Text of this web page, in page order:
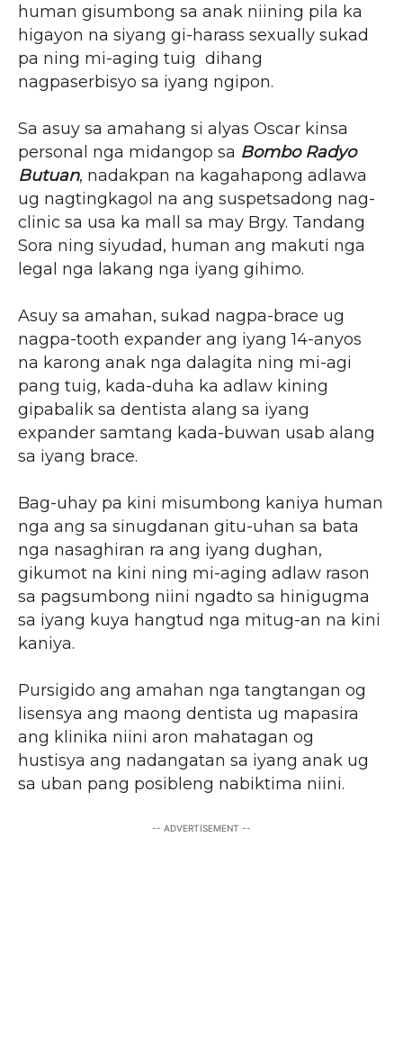
human gisumbong sa anak niining pila ka
higayon na siyang gi-harass sexually sukad
pa ning mi-aging tuig dihang
nagpaserbisyo sa iyang ngipon.
Sa asuy sa amahang si alyas Oscar kinsa
personal nga midangop sa Bombo Radyo
Butuan, nadakpan na kagahapong adlawa
ug nagtingkagol na ang suspetsadong nag-
clinic sa usa ka mall sa may Brgy. Tandang
Sora ning siyudad, human ang makuti nga
legal nga lakang nga iyang gihimo.
Asuy sa amahan, sukad nagpa-brace ug
nagpa-tooth expander ang iyang 14-anyos
na karong anak nga dalagita ning mi-agi
pang tuig, kada-duha ka adlaw kining
gipabalik sa dentista alang sa iyang
expander samtang kada-buwan usab alang
sa iyang brace.
Bag-uhay pa kini misumbong kaniya human
nga ang sa sinugdanan gitu-uhan sa bata
nga nasaghiran ra ang iyang dughan,
gikumot na kini ning mi-aging adlaw rason
sa pagsumbong niini ngadto sa hinigugma
sa iyang kuya hangtud nga mitug-an na kini
kaniya.
Pursigido ang amahan nga tangtangan og
lisensya ang maong dentista ug mapasira
ang klinika niini aron mahatagan og
hustisya ang nadangatan sa iyang anak ug
sa uban pang posibleng nabiktima niini.
-- ADVERTISEMENT --